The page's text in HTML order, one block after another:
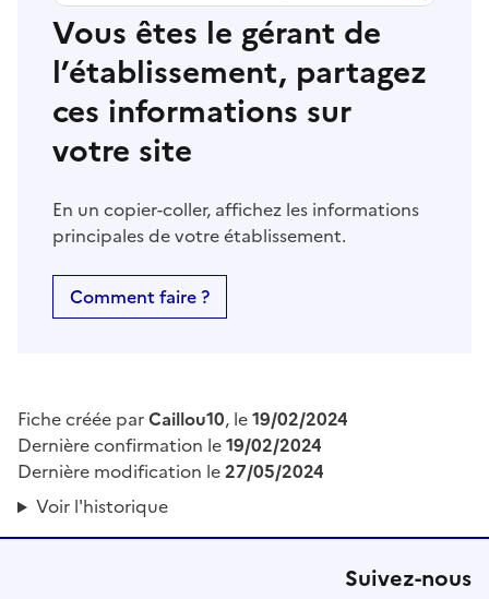
Vous êtes le gérant de
l’établissement, partagez
ces informations sur
votre site
En un copier-coller, affichez les informations
principales de votre établissement.
Comment faire ?
Fiche créée parCaillou10, le19/02/2024
Dernière confirmation le19/02/2024
Dernière modification le27/05/2024
Voir l'historique
Suivez-nous